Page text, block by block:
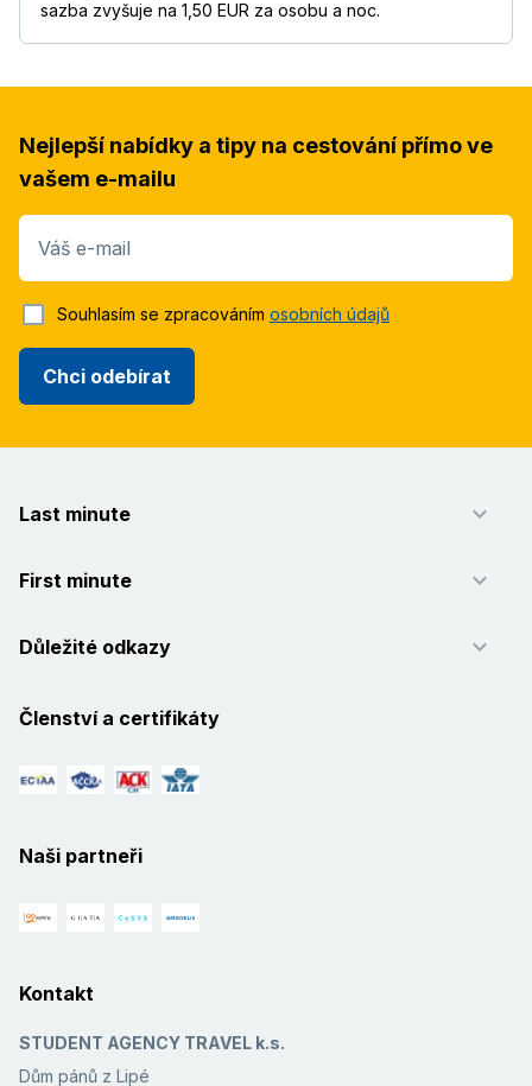
sazba zvyšuje na 1,50 EUR za osobu a noc.
Nejlepší nabídky a tipy na cestování přímo ve
vašem e-mailu
Váš e-mail
Chci odebírat
Souhlasím se zpracováním osobních údajů
Last minute
First minute
Důležité odkazy
Členství a certifikáty
Naši partneři
Kontakt
STUDENT AGENCY TRAVEL k.s.
Dům pánů z Lipé